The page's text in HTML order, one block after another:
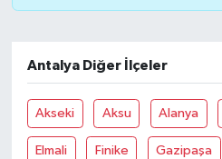
Antalya Diğer İlçeler
Akseki Aksu Alanya
Elmali Finike Gazipaşa